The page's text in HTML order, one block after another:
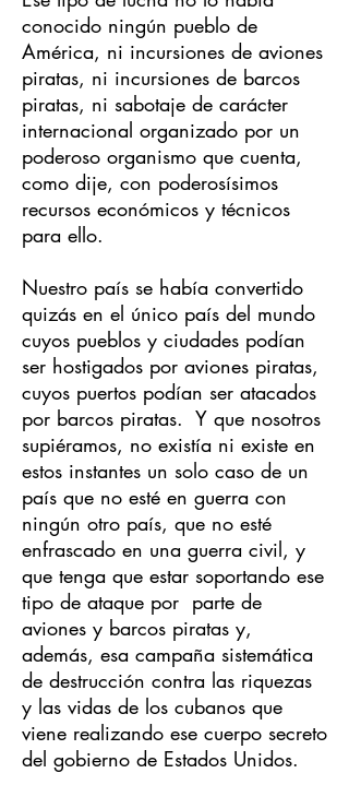
conocido ningún pueblo de
América, ni incursiones de aviones
piratas, ni incursiones de barcos
piratas, ni sabotaje de carácter
internacional organizado por un
poderoso organismo que cuenta,
como dije, con poderosísimos
recursos económicos y técnicos
para ello.
Nuestro país se había convertido
quizás en el único país del mundo
cuyos pueblos y ciudades podían
ser hostigados por aviones piratas,
cuyos puertos podían ser atacados
por barcos piratas. Y que nosotros
supiéramos, no existía ni existe en
estos instantes un solo caso de un
país que no esté en guerra con
ningún otro país, que no esté
enfrascado en una guerra civil, y
que tenga que estar soportando ese
tipo de ataque por parte de
aviones y barcos piratas y,
además, esa campaña sistemática
de destrucción contra las riquezas
y las vidas de los cubanos que
viene realizando ese cuerpo secreto
del gobierno de Estados Unidos.